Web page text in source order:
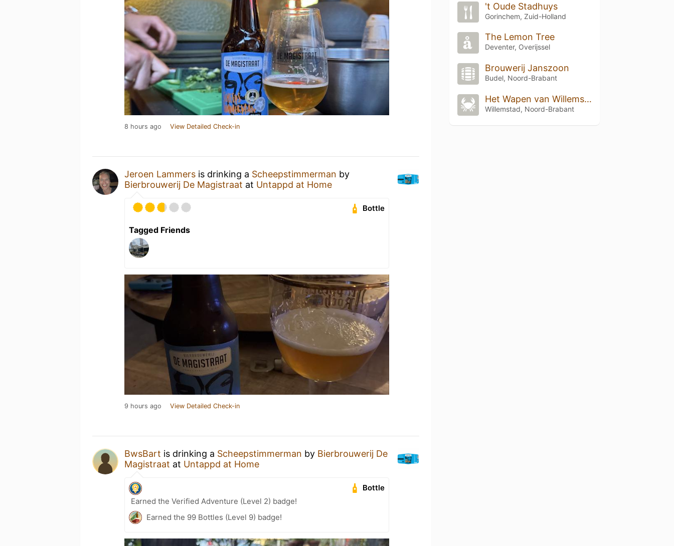
8 hours ago View Detailed Check-in
Jeroen Lammers is drinking a Scheepstimmerman by
Bierbrouwerij De Magistraat at Untappd at Home
Bottle
Tagged Friends
9 hours ago View Detailed Check-in
BwsBart is drinking a Scheepstimmerman by Bierbrouwerij De
Magistraat at Untappd at Home
Bottle
Earned the Verified Adventure (Level 2) badge!
Earned the 99 Bottles (Level 9) badge!
't Oude Stadhuys
Gorinchem, Zuid-Holland
The Lemon Tree
Deventer, Overijssel
Brouwerij Janszoon
Budel, Noord-Brabant
Het Wapen van Willemstad
Willemstad, Noord-Brabant